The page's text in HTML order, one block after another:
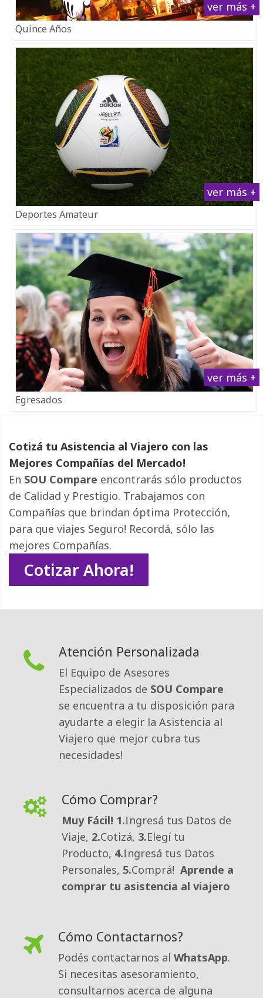
ver más +
Quince Años
ver más +
Deportes Amateur
ver más +
Egresados
Cotizá tu Asistencia al Viajero con las
Mejores Compañías del Mercado!
En SOU Compare encontrarás sólo productos
de Calidad y Prestigio. Trabajamos con
Compañías que brindan óptima Protección,
para que viajes Seguro! Recordá, sólo las
mejores Compañías.
Cotizar Ahora!
Atención Personalizada
El Equipo de Asesores
Especializados de SOU Compare
se encuentra a tu disposición para
ayudarte a elegir la Asistencia al
Viajero que mejor cubra tus
necesidades!
Cómo Comprar?
Muy Fácil! 1.Ingresá tus Datos de
Viaje, 2.Cotizá, 3.Elegí tu
Producto, 4.Ingresá tus Datos
Personales, 5.Comprá! Aprende a
comprar tu asistencia al viajero
Cómo Contactarnos?
Podés contactarnos al WhatsApp.
Si necesitas asesoramiento,
consultarnos acerca de alguna